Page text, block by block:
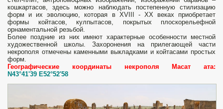
кошкартасов, здесь можно наблюдать постепенную стилизацию
форм и их эволюцию, которая в XVIII - XX веках приобретает
формы койтасов, кулпытасов, покрытых плоскорельефной
орнаментальной резьбой.
Более поздние из них имеют характерные особенности местной
художественной школы. Захоронения на прилегающей части
некрополя отмечены каменными выкладками и койтасами простых
форм.
Географические координаты некрополя Масат ата:
N43°41'39 E52°52'58